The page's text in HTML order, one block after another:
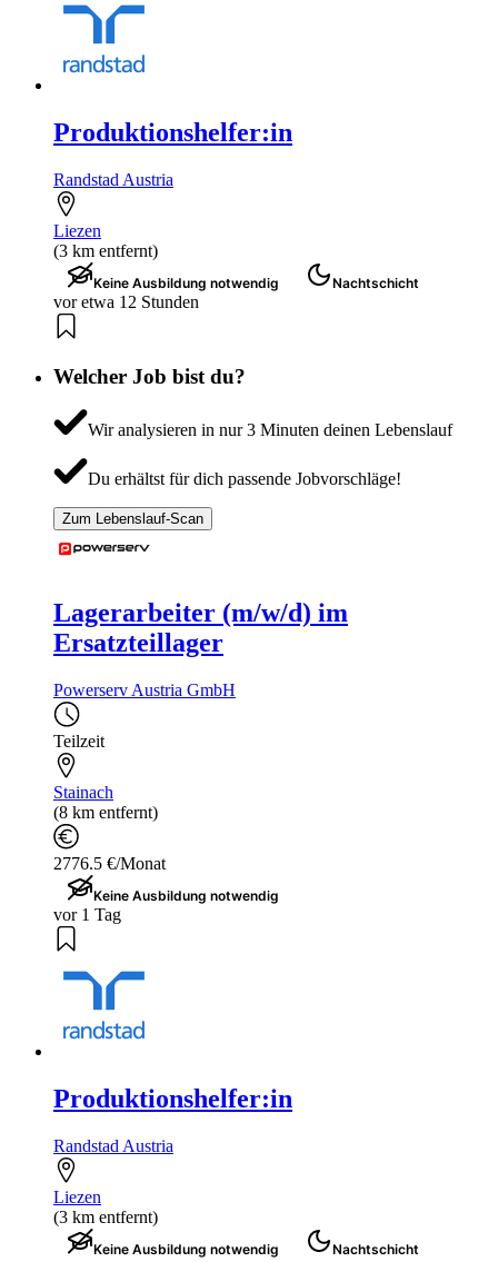
Produktionshelfer:in
Randstad Austria
Liezen
(3 km entfernt)
Keine Ausbildung notwendig Nachtschicht
vor etwa 12 Stunden
Welcher Job bist du?
Wir analysieren in nur 3 Minuten deinen Lebenslauf
Du erhältst für dich passende Jobvorschläge!
Zum Lebenslauf-Scan
Lagerarbeiter (m/w/d) im
Ersatzteillager
Powerserv Austria GmbH
Teilzeit
Stainach
(8 km entfernt)
2776.5 €/Monat
Keine Ausbildung notwendig
vor 1 Tag
Produktionshelfer:in
Randstad Austria
Liezen
(3 km entfernt)
Keine Ausbildung notwendig Nachtschicht